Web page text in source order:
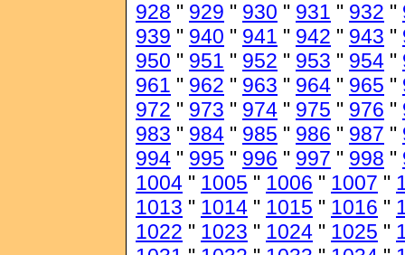
928 " 929 " 930 " 931 " 932 "
939 " 940 " 941 " 942 " 943 "
950 " 951 " 952 " 953 " 954 "
961 " 962 " 963 " 964 " 965 "
972 " 973 " 974 " 975 " 976 "
983 " 984 " 985 " 986 " 987 "
994 " 995 " 996 " 997 " 998 "
1004 " 1005 " 1006 " 1007 "
1013 " 1014 " 1015 " 1016 "
1022 " 1023 " 1024 " 1025 "